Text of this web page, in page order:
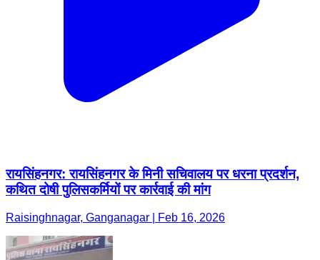
रायसिंहनगर: रायसिंहनगर के मिनी सचिवालय पर धरना प्रदर्शन,
कथित दोषी पुलिसकर्मियों पर कार्रवाई की मांग
Raisinghnagar, Ganganagar | Feb 16, 2026